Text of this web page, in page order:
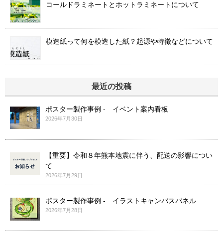
コールドラミネートとホットラミネートについて
模造紙って何を模造した紙？起源や特徴などについて
最近の投稿
ポスター製作事例 - イベント案内看板
2026年7月30日
【重要】令和８年熊本地震に伴う、配送の影響につい
て
2026年7月29日
ポスター製作事例 - イラストキャンバスパネル
2026年7月28日